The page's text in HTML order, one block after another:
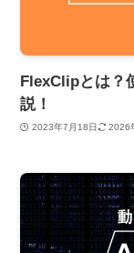
FlexClipとは？
説！
2023年7月18日 2026